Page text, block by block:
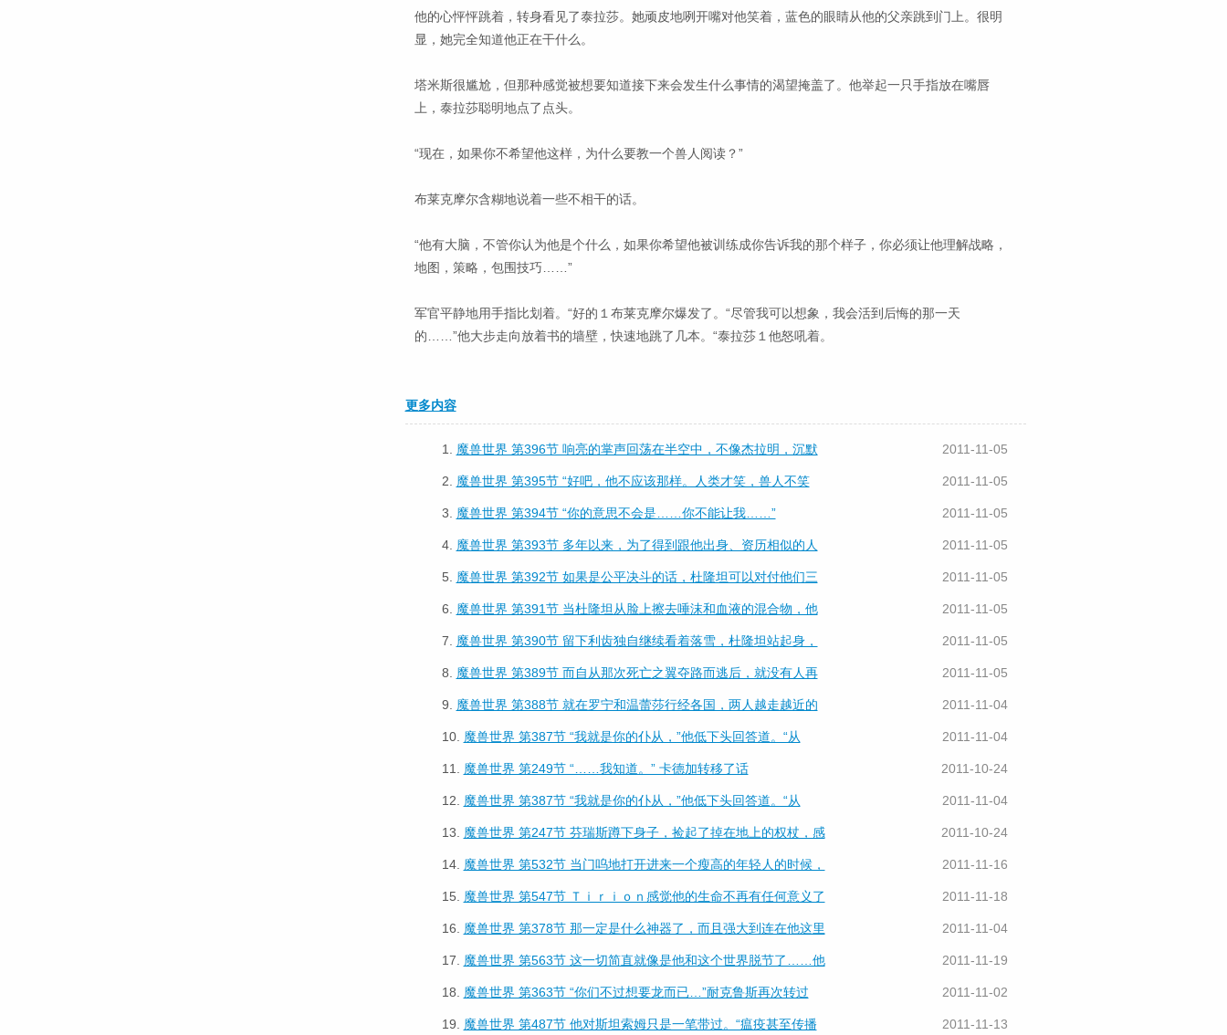
他的心怦怦跳着，转身看见了泰拉莎。她顽皮地咧开嘴对他笑着，蓝色的眼睛从他的父亲跳到门上。很明
显，她完全知道他正在干什么。
塔米斯很尴尬，但那种感觉被想要知道接下来会发生什么事情的渴望掩盖了。他举起一只手指放在嘴唇
上，泰拉莎聪明地点了点头。
“现在，如果你不希望他这样，为什么要教一个兽人阅读？”
布莱克摩尔含糊地说着一些不相干的话。
“他有大脑，不管你认为他是个什么，如果你希望他被训练成你告诉我的那个样子，你必须让他理解战略，
地图，策略，包围技巧……”
军官平静地用手指比划着。“好的１布莱克摩尔爆发了。“尽管我可以想象，我会活到后悔的那一天
的……”他大步走向放着书的墙壁，快速地跳了几本。“泰拉莎１他怒吼着。
更多内容
1. 魔兽世界 第396节 响亮的掌声回荡在半空中，不像杰拉明，沉默 2011-11-05
2. 魔兽世界 第395节 “好吧，他不应该那样。人类才笑，兽人不笑 2011-11-05
3. 魔兽世界 第394节 “你的意思不会是……你不能让我……” 2011-11-05
4. 魔兽世界 第393节 多年以来，为了得到跟他出身、资历相似的人 2011-11-05
5. 魔兽世界 第392节 如果是公平决斗的话，杜隆坦可以对付他们三 2011-11-05
6. 魔兽世界 第391节 当杜隆坦从脸上擦去唾沫和血液的混合物，他 2011-11-05
7. 魔兽世界 第390节 留下利齿独自继续看着落雪，杜隆坦站起身， 2011-11-05
8. 魔兽世界 第389节 而自从那次死亡之翼夺路而逃后，就没有人再 2011-11-05
9. 魔兽世界 第388节 就在罗宁和温蕾莎行经各国，两人越走越近的 2011-11-04
10. 魔兽世界 第387节 “我就是你的仆从，”他低下头回答道。“从 2011-11-04
11. 魔兽世界 第249节 “……我知道。” 卡德加转移了话 2011-10-24
12. 魔兽世界 第387节 “我就是你的仆从，”他低下头回答道。“从 2011-11-04
13. 魔兽世界 第247节 芬瑞斯蹲下身子，捡起了掉在地上的权杖，感 2011-10-24
14. 魔兽世界 第532节 当门呜地打开进来一个瘦高的年轻人的时候， 2011-11-16
15. 魔兽世界 第547节 Ｔｉｒｉｏｎ感觉他的生命不再有任何意义了 2011-11-18
16. 魔兽世界 第378节 那一定是什么神器了，而且强大到连在他这里 2011-11-04
17. 魔兽世界 第563节 这一切简直就像是他和这个世界脱节了……他 2011-11-19
18. 魔兽世界 第363节 “你们不过想要龙而已…”耐克鲁斯再次转过 2011-11-02
19. 魔兽世界 第487节 他对斯坦索姆只是一笔带过。“瘟疫甚至传播 2011-11-13